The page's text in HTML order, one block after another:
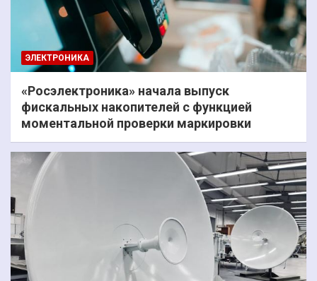
ЭЛЕКТРОНИКА
«Росэлектроника» начала выпуск
фискальных накопителей с функцией
моментальной проверки маркировки